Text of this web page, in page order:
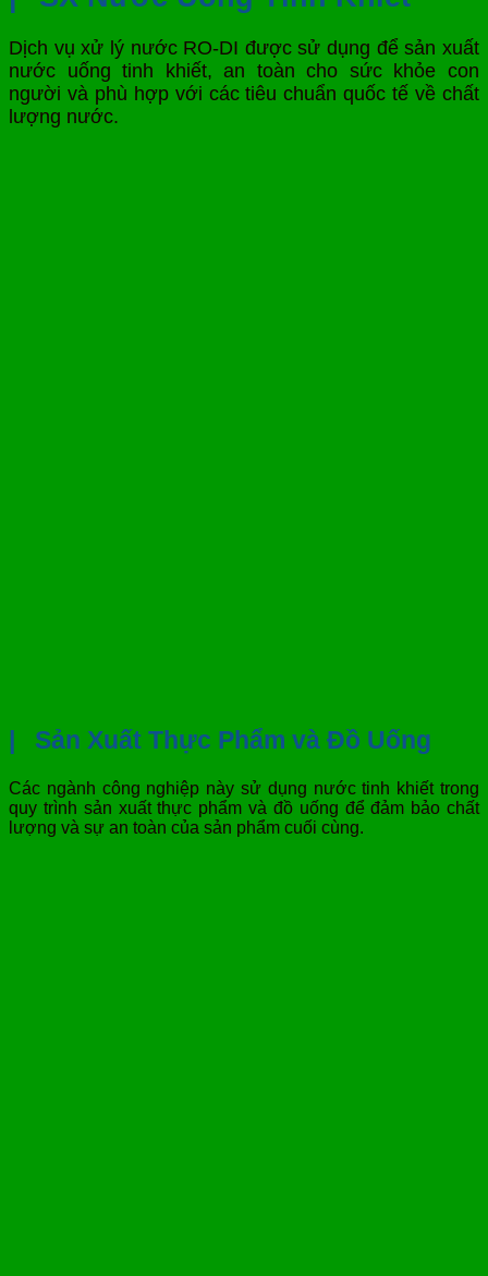
Dịch vụ xử lý nước RO-DI được sử dụng để sản xuất
nước uống tinh khiết, an toàn cho sức khỏe con
người và phù hợp với các tiêu chuẩn quốc tế về chất
lượng nước.
Sản Xuất Thực Phẩm và Đồ Uống
Các ngành công nghiệp này sử dụng nước tinh khiết trong
quy trình sản xuất thực phẩm và đồ uống để đảm bảo chất
lượng và sự an toàn của sản phẩm cuối cùng.